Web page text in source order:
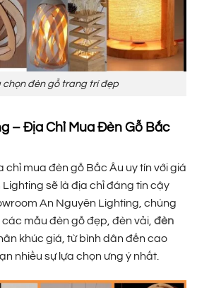
chọn đèn gỗ trang trí đẹp
– Địa Chỉ Mua Đèn Gỗ Bắc
chỉ mua đèn gỗ Bắc Âu uy tín với giá
sẽ là địa chỉ đáng tin cậy
An Nguyên Lighting, chúng
mẫu đèn gỗ đẹp, đèn vải, đèn
khúc giá, từ bình dân đến cao
nhiều sự lựa chọn ưng ý nhất.